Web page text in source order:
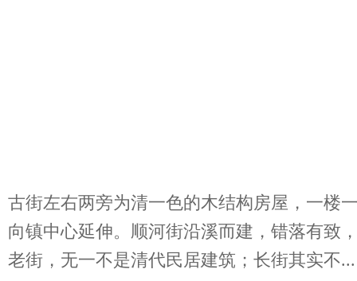
古街左右两旁为清一色的木结构房屋，一楼
向镇中心延伸。顺河街沿溪而建，错落有致
老街，无一不是清代民居建筑；长街其实不...